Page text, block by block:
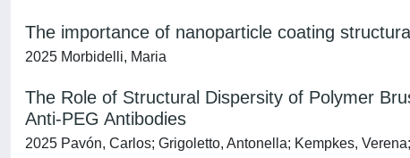
The importance of nanoparticle coating
2025 Morbidelli, Maria
The Role of Structural Dispersity of Polymer
Anti-PEG Antibodies
2025 Pavón, Carlos; Grigoletto, Antonella; Kempkes,